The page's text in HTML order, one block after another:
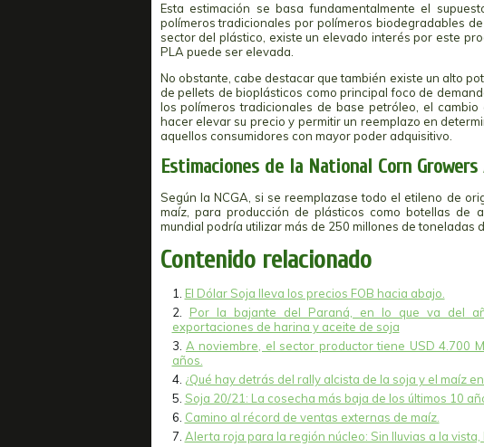
Esta estimación se basa fundamentalmente el
polímeros tradicionales por polímeros biodegradables
sector del plástico, existe un elevado interés por este
PLA puede ser elevada.
No obstante, cabe destacar que también existe un alto
de pellets de bioplásticos como principal foco de
los polímeros tradicionales de base petróleo, el
hacer elevar su precio y permitir un reemplazo en
aquellos consumidores con mayor poder adquisitivo.
Estimaciones de la National Corn
Según la NCGA, si se reemplazase todo el etileno de
maíz, para producción de plásticos como botellas de
mundial podría utilizar más de 250 millones de toneladas
Contenido relacionado
El Dólar Soja lleva los precios FOB hacia abajo.
Por la bajante del Paraná, en lo que va del
exportaciones de harina y aceite de soja
A noviembre, el sector productor tiene USD 4.700
años.
¿Qué hay detrás del rally alcista de la soja y el maíz
Soja 20/21: La cosecha más baja de los últimos 10
Camino al récord de ventas externas de maíz.
Alerta roja para la región núcleo: Sin lluvias a la